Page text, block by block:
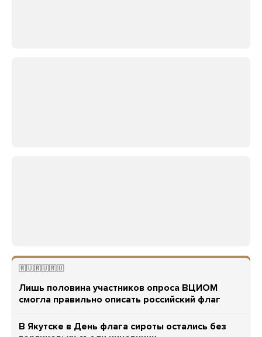
🇷🇺🇷🇺🇷🇺
Лишь половина участников опроса ВЦИОМ
смогла правильно описать российский флаг
В Якутске в День флага сироты остались без